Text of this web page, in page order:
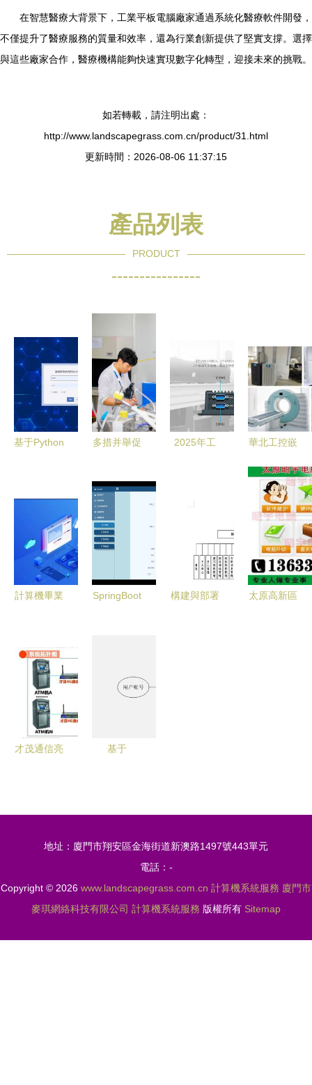
在智慧醫療大背景下，工業平板電腦廠家通過系統化醫療軟件開發，
不僅提升了醫療服務的質量和效率，還為行業創新提供了堅實支撐。選擇
與這些廠家合作，醫療機構能夠快速實現數字化轉型，迎接未來的挑戰。
如若轉載，請注明出處：
http://www.landscapegrass.com.cn/product/31.html
更新時間：2026-08-06 11:37:15
產品列表
PRODUCT
----------------
基于Python
與實現
多措并舉促
活水精準澆
灌計算機系
統服務科創
之花
2025年工
服務的深度
解析
華北工控嵌
賦能智慧醫
療，驅動軟
件開發新生
態
計算機畢業
vue小區人
臉識別門禁
系統 源碼
數據庫 文
檔
SpringBoot
計源碼
80294的軟
構建與部署
太原高新區
才茂通信亮
能售貨新體
基于
現——兼論
質量的計算
機畢業設計
地址：廈門市翔安區金海街道新澳路1497號443單元
電話：-
Copyright © 2026 www.landscapegrass.com.cn 計算機系統服務 廈門市
麥琪網絡科技有限公司 計算機系統服務 版權所有 Sitemap